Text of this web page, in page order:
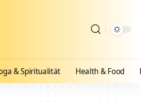
& Spiritualität Health & Food